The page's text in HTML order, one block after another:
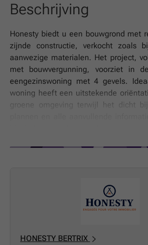
Beschrijving
Honesty biedt u een bouwgrond met
zijnde constructie, verkocht zoals
aanwezige materialen. Het project,
met bouwvergunning, voorziet in
eengezinswoning met 4 gevels.
woning heeft een uitstekende
groene omgeving terwijl het dicht
plannen en alle aanvullende
HONESTY BERTRIX